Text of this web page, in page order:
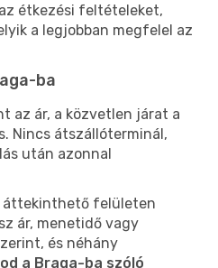
étkezési feltételeket,
a legjobban megfelel az
ba
az ár, a közvetlen járat a
Nincs átszállóterminál,
után azonnal
áttekinthető felületen
ár, menetidő vagy
és néhány
a Braga-ba szóló